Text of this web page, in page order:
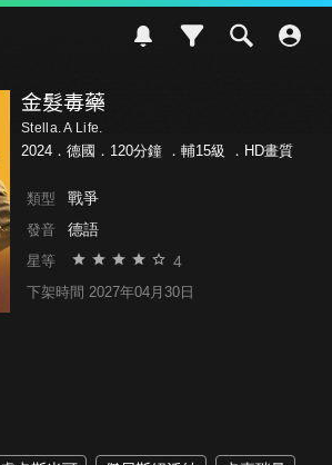
金髮毒藥
Stella. A Life.
2024．德國．120分鐘 ． 輔15級 ．HD畫質
類型 戰爭
發音 德語
星等 4
下架時間 2027年04月30日